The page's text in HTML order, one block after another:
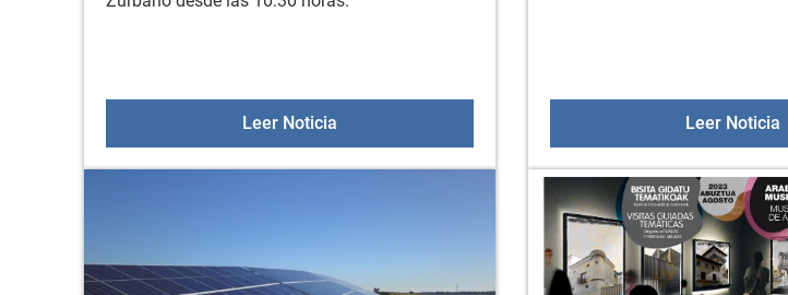
Leer NoticiaVEHÍCULOS CLASICOS ZURBANO 2023 Leer Noticia